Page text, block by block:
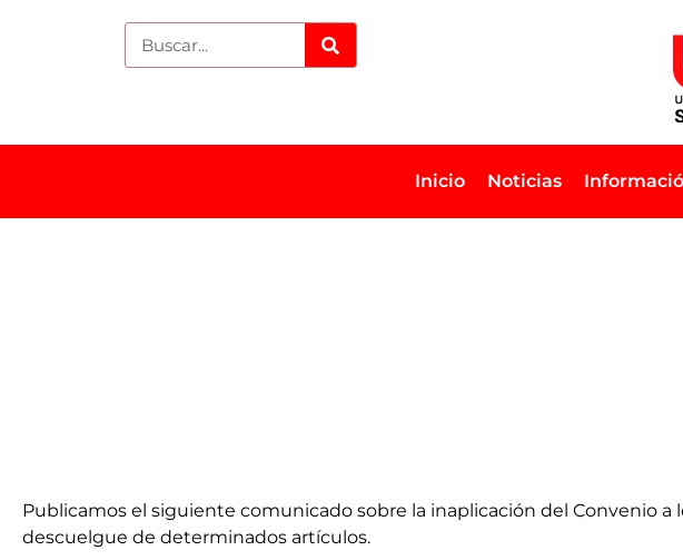
Inicio Noticias
Publicamos el siguiente comunicado sobre la inaplicación del Convenio a
descuelgue de determinados artículos.